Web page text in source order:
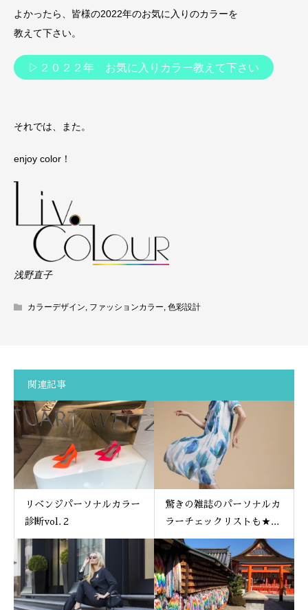
よかったら、皆様の2022年のお気に入りのカラーを
教えて下さい。
▷２０２２年 お気に入りカラー教えて下さい
それでは、また。
enjoy color！
浅野直子
カラーデザイン ファッションカラー 色彩設計
関連記事
リベンジパーソナルカラー
診断vol.２
驚きの雑誌のパーソナルカ
ラーチェックリストも★...